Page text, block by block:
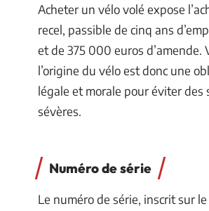
Acheter un vélo volé expose
recel, passible de cinq ans
et de 375 000 euros d’amende.
l’origine du vélo est donc une
légale et morale pour éviter des
sévères.
Numéro de série
Le numéro de série, inscrit sur